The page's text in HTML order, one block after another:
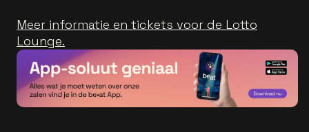
Meer informatie en tickets voor de Lotto
Lounge.